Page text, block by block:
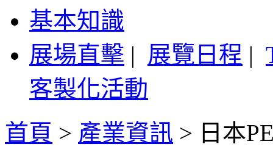
基本知識
展場直擊 | 展覽日程 |
客製化活動
首頁 > 產業資訊 > 日本